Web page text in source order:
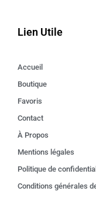
Lien Utile
Accueil
Boutique
Favoris
Contact
À Propos
Mentions légales
Politique de
Conditions générales